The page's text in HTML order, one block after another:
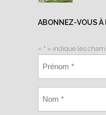
ABONNEZ-VOUS À
« * » indique les